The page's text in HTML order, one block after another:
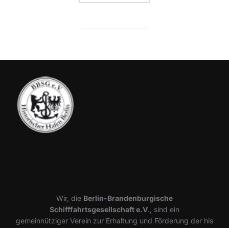
Wir, die Berlin-Brandenburgische
Schifffahrtsgesellschaft e.V., sind ein
gemeinnütziger Verein zur Erhaltung und Förderung der his